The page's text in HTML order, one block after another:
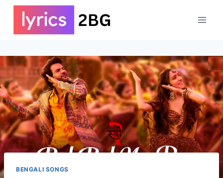
Skip
content
BENGALI SONGS